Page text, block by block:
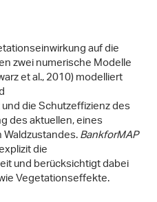
auf die
zwei numerische Modelle
et al., 2010) modelliert
die Schutzeffizienz des
des aktuellen, eines
BankforMAP
die
und berücksichtigt dabei
Vegetationseffekte.